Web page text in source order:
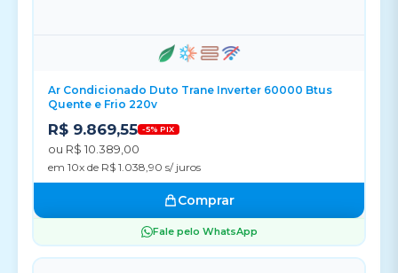
Ar Condicionado Duto Trane Inverter 60000 Btus
Quente e Frio 220v
R$ 9.869,55 -5% PIX
ou R$ 10.389,00
em 10x de R$ 1.038,90 s/ juros
Comprar
Fale pelo WhatsApp